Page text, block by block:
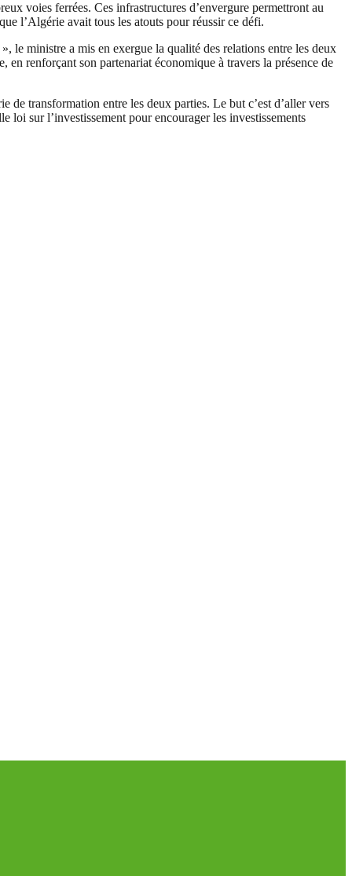
voies ferrées. Ces infrastructures d’envergure permettront au
l’Algérie avait tous les atouts pour réussir ce défi.
le ministre a mis en exergue la qualité des relations entre les deux
renforçant son partenariat économique à travers la présence de
de transformation entre les deux parties. Le but c’est d’aller vers
loi sur l’investissement pour encourager les investissements